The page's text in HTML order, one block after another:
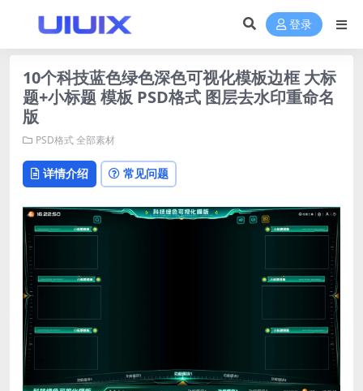
登录
10个科技蓝色绿色深色可视化模板边框 大标
题+小标题 模板 PSD格式 图层去水印重命名
版
PSD格式全部素材
详情介绍 常见问题